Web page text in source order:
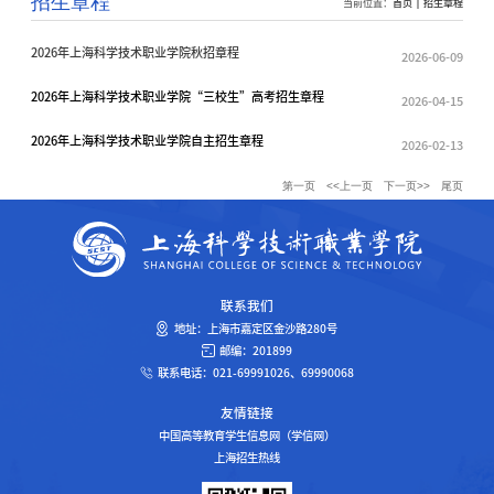
2026年上海科学技术职业学院秋招章程 2026-06-09
2026年上海科学技术职业学院“三校生”高考招生章程 2026-04-15
2026年上海科学技术职业学院自主招生章程 2026-02-13
第一页 <<上一页 下一页>> 尾页
联系我们
地址：上海市嘉定区金沙路280号
邮编：201899
联系电话：021-69991026、69990068
友情链接
中国高等教育学生信息网（学信网）
上海招生热线